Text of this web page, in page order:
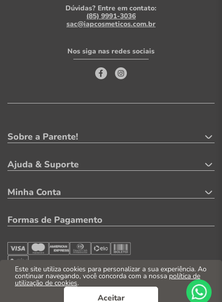
Este site utiliza cookies para personalizar a sua experiência. Ao
continuar navegando, você concorda com a nossapolítica de
utilização de cookies.
Aceitar
Dúvidas? Entre em contato:
(85) 9991-3036
sac@iapcosmeticos.com.br
Nos siga nas redes sociais
Sobre a Parente!
Ajuda & Suporte
Minha Conta
Formas de Pagamento
Segurança